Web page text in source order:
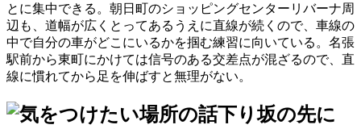
とに集中できる。朝日町のショッピングセンターリバーナ周
辺も、道幅が広くとってあるうえに直線が続くので、車線の
中で自分の車がどこにいるかを掴む練習に向いている。名張
駅前から東町にかけては信号のある交差点が混ざるので、直
線に慣れてから足を伸ばすと無理がない。
下り坂の先に